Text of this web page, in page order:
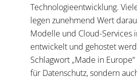
Technologieentwicklung.
legen zunehmend Wert
Modelle und Cloud-Services
entwickelt und gehostet
Schlagwort „Made in
für Datenschutz, sondern